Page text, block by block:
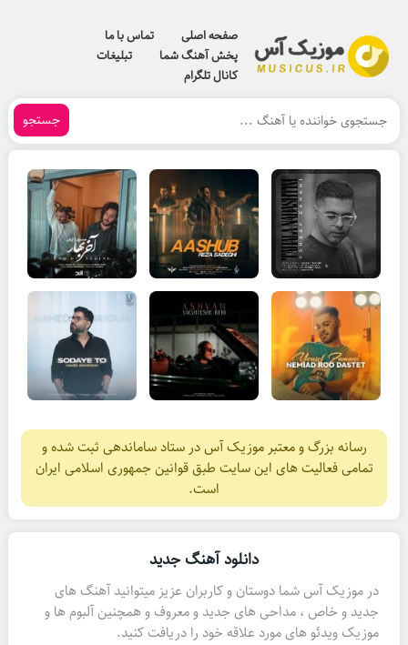
صفحه اصلی
تماس با ما
پخش آهنگ شما
تبلیغات
کانال تلگرام
جستجو
رسانه بزرگ و معتبر موزیک آس در ستاد ساماندهی ثبت شده و
تمامی فعالیت های این سایت طبق قوانین جمهوری اسلامی ایران
است.
دانلود آهنگ جدید
در موزیک آس شما دوستان و کاربران عزیز میتوانید آهنگ های
جدید و خاص ، مداحی های جدید و معروف و همچنین آلبوم ها و
موزیک ویدئو های مورد علاقه خود را دریافت کنید.